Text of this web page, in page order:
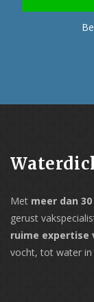
Met meer dan
gerust
ruime expertise
vocht, tot water in